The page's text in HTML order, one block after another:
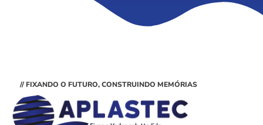
// FIXANDO O FUTURO, CONSTRUINDO MEMÓRIAS